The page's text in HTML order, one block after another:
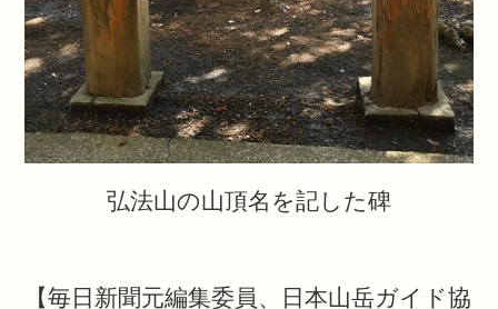
弘法山の山頂名を記した碑
【毎日新聞元編集委員、日本山岳ガイド協